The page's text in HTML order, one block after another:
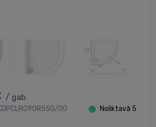
/ gab
00 ⬤ Noliktavā 5